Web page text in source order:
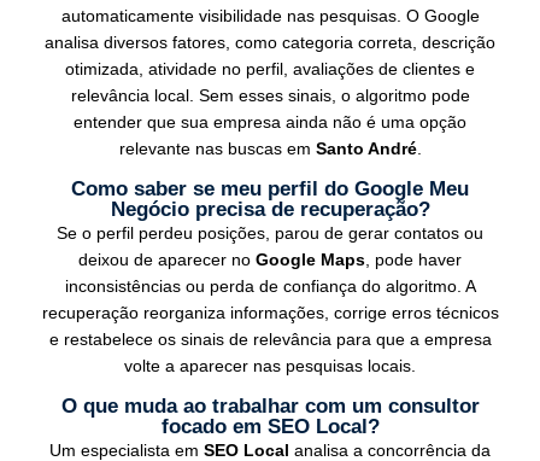
automaticamente visibilidade nas pesquisas. O Google
analisa diversos fatores, como categoria correta, descrição
otimizada, atividade no perfil, avaliações de clientes e
relevância local. Sem esses sinais, o algoritmo pode
entender que sua empresa ainda não é uma opção
relevante nas buscas em Santo André.
Como saber se meu perfil do Google Meu
Negócio precisa de recuperação?
Se o perfil perdeu posições, parou de gerar contatos ou
deixou de aparecer no Google Maps , pode haver
inconsistências ou perda de confiança do algoritmo. A
recuperação reorganiza informações, corrige erros técnicos
e restabelece os sinais de relevância para que a empresa
volte a aparecer nas pesquisas locais.
O que muda ao trabalhar com um consultor
focado em SEO Local?
Um especialista em SEO Local analisa a concorrência da